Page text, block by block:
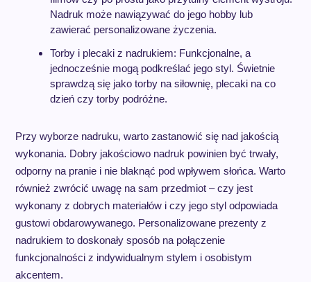
Nadruk może nawiązywać do jego hobby lub
zawierać personalizowane życzenia.
Torby i plecaki z nadrukiem: Funkcjonalne, a
jednocześnie mogą podkreślać jego styl. Świetnie
sprawdzą się jako torby na siłownię, plecaki na co
dzień czy torby podróżne.
Przy wyborze nadruku, warto zastanowić się nad jakością
wykonania. Dobry jakościowo nadruk powinien być trwały,
odporny na pranie i nie blaknąć pod wpływem słońca. Warto
również zwrócić uwagę na sam przedmiot – czy jest
wykonany z dobrych materiałów i czy jego styl odpowiada
gustowi obdarowywanego. Personalizowane prezenty z
nadrukiem to doskonały sposób na połączenie
funkcjonalności z indywidualnym stylem i osobistym
akcentem.